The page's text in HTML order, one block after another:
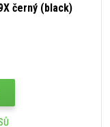
černý (black)